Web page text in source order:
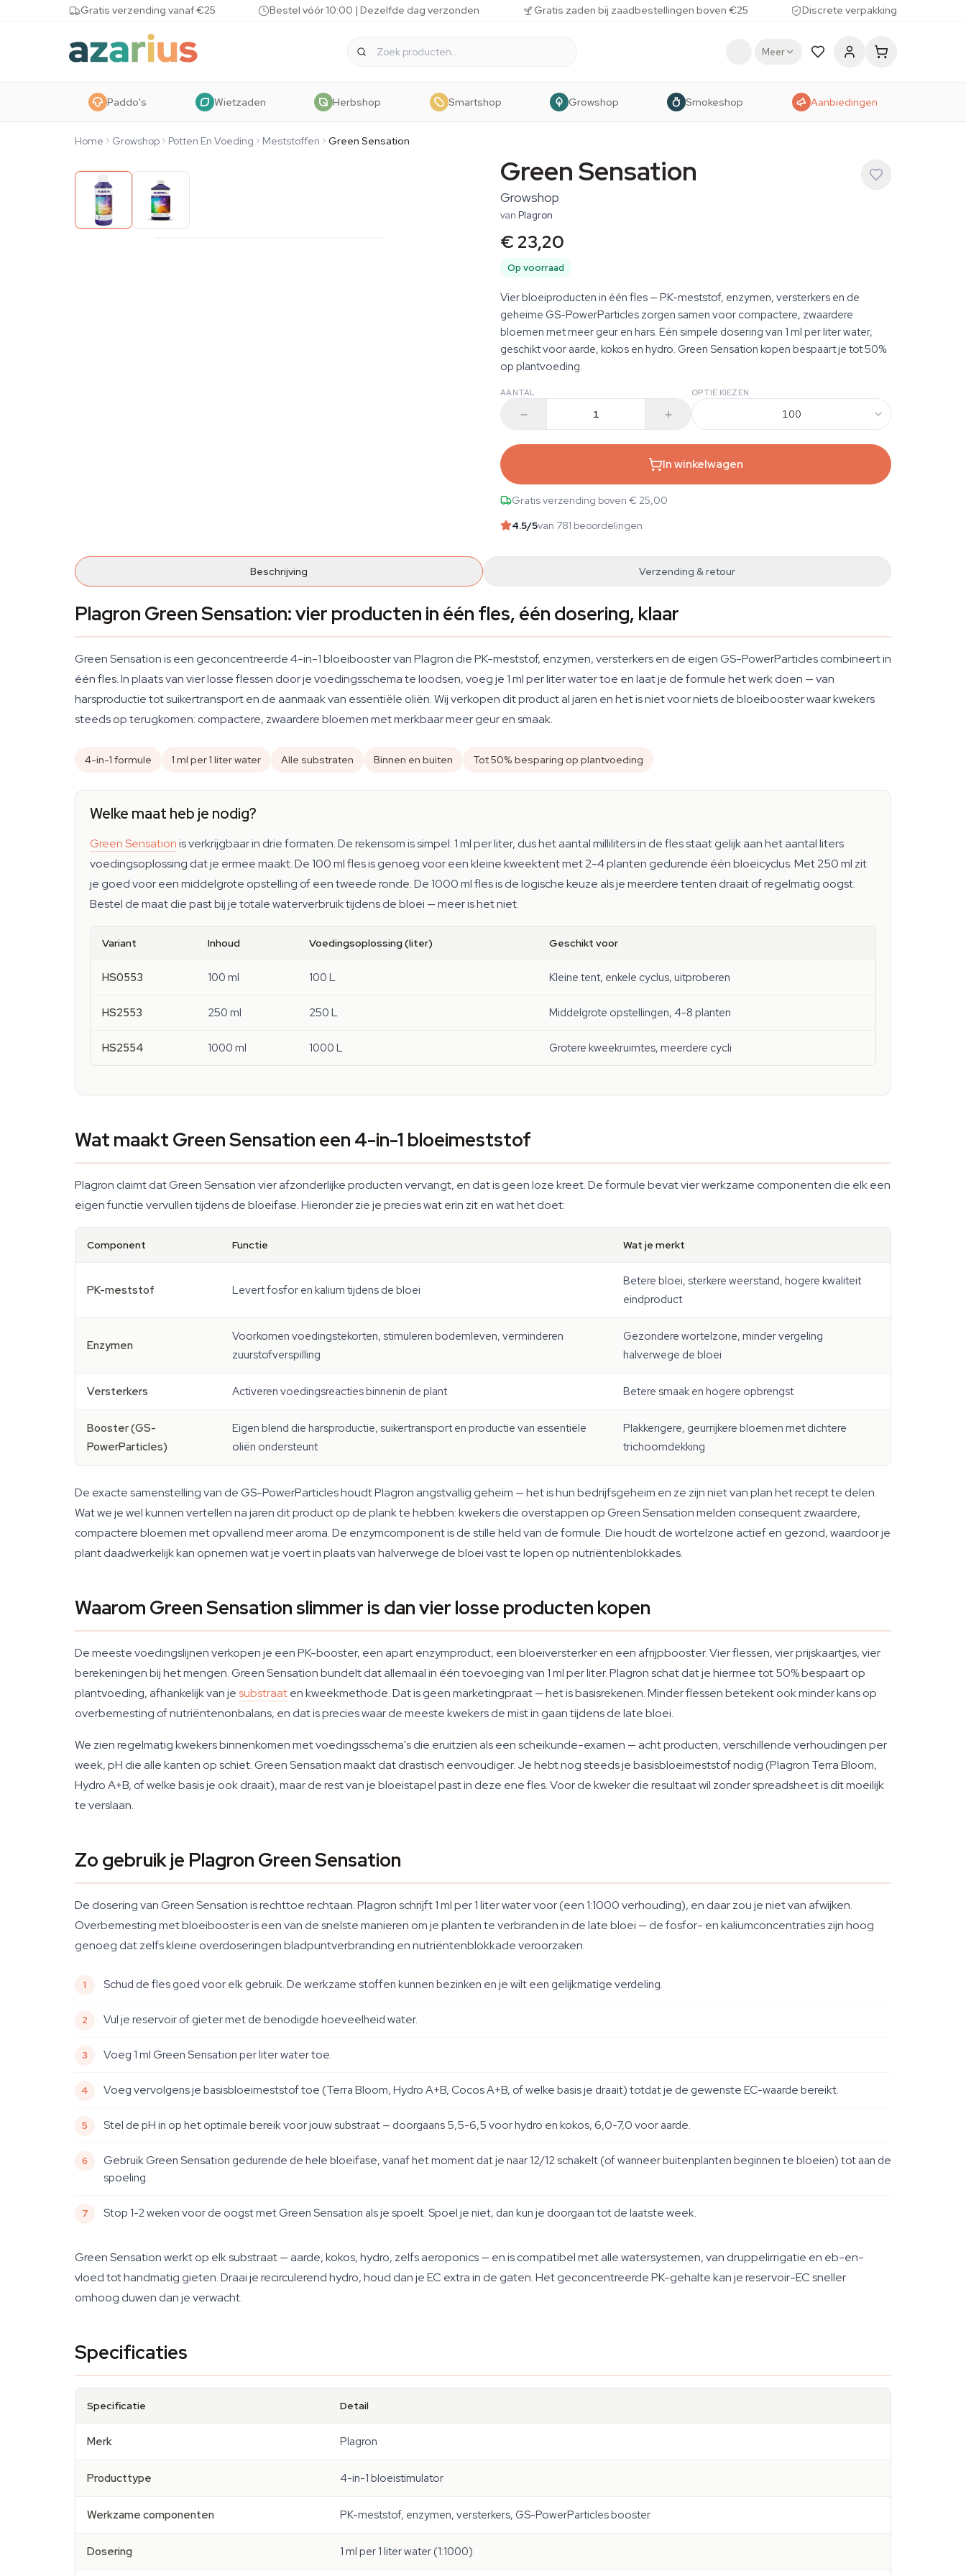
Skip to content Gratis verzending vanaf €25 Bestel vóór 10:00 | Dezelfde dag verzonden Gratis zaden bij zaadbestellingen boven €25 Discrete verpakking
Meer
Paddo's Wietzaden Herbshop Smartshop Growshop Smokeshop Aanbiedingen
Home Growshop Potten En Voeding Meststoffen Green Sensation
Green Sensation
Growshop
van Plagron
€ 23,20
Op voorraad
Vier bloeiproducten in één fles — PK-meststof, enzymen, versterkers en de
geheime GS-PowerParticles zorgen samen voor compactere, zwaardere
bloemen met meer geur en hars. Eén simpele dosering van 1 ml per liter water,
geschikt voor aarde, kokos en hydro. Green Sensation kopen bespaart je tot 50%
op plantvoeding.
AANTAL OPTIE KIEZEN
100
In winkelwagen
Gratis verzending boven € 25,00
4.5/5van 781 beoordelingen
Beschrijving Verzending & retour
Plagron Green Sensation: vier producten in één fles, één dosering, klaar
Green Sensation is een geconcentreerde 4-in-1 bloeibooster van Plagron die PK-meststof, enzymen, versterkers en de eigen GS-PowerParticles combineert in
één fles. In plaats van vier losse flessen door je voedingsschema te loodsen, voeg je 1 ml per liter water toe en laat je de formule het werk doen — van
harsproductie tot suikertransport en de aanmaak van essentiële oliën. Wij verkopen dit product al jaren en het is niet voor niets de bloeibooster waar kwekers
steeds op terugkomen: compactere, zwaardere bloemen met merkbaar meer geur en smaak.
4-in-1 formule 1 ml per 1 liter water Alle substraten Binnen en buiten Tot 50% besparing op plantvoeding
Welke maat heb je nodig?
Green Sensationis verkrijgbaar in drie formaten. De rekensom is simpel: 1 ml per liter, dus het aantal milliliters in de fles staat gelijk aan het aantal liters
voedingsoplossing dat je ermee maakt. De 100 ml fles is genoeg voor een kleine kweektent met 2-4 planten gedurende één bloeicyclus. Met 250 ml zit
je goed voor een middelgrote opstelling of een tweede ronde. De 1000 ml fles is de logische keuze als je meerdere tenten draait of regelmatig oogst.
Bestel de maat die past bij je totale waterverbruik tijdens de bloei — meer is het niet.
Variant Inhoud Voedingsoplossing (liter) Geschikt voor
HS0553 100 ml 100 L Kleine tent, enkele cyclus, uitproberen
HS2553 250 ml 250 L Middelgrote opstellingen, 4-8 planten
HS2554 1000 ml 1000 L Grotere kweekruimtes, meerdere cycli
Wat maakt Green Sensation een 4-in-1 bloeimeststof
Plagron claimt dat Green Sensation vier afzonderlijke producten vervangt, en dat is geen loze kreet. De formule bevat vier werkzame componenten die elk een
eigen functie vervullen tijdens de bloeifase. Hieronder zie je precies wat erin zit en wat het doet:
Component Functie Wat je merkt
PK-meststof Levert fosfor en kalium tijdens de bloei
Betere bloei, sterkere weerstand, hogere kwaliteit
eindproduct
Enzymen
Voorkomen voedingstekorten, stimuleren bodemleven, verminderen
zuurstofverspilling
Gezondere wortelzone, minder vergeling
halverwege de bloei
Versterkers Activeren voedingsreacties binnenin de plant Betere smaak en hogere opbrengst
Booster (GS-
PowerParticles)
Eigen blend die harsproductie, suikertransport en productie van essentiële
oliën ondersteunt
Plakkerigere, geurrijkere bloemen met dichtere
trichoomdekking
De exacte samenstelling van de GS-PowerParticles houdt Plagron angstvallig geheim — het is hun bedrijfsgeheim en ze zijn niet van plan het recept te delen.
Wat we je wel kunnen vertellen na jaren dit product op de plank te hebben: kwekers die overstappen op Green Sensation melden consequent zwaardere,
compactere bloemen met opvallend meer aroma. De enzymcomponent is de stille held van de formule. Die houdt de wortelzone actief en gezond, waardoor je
plant daadwerkelijk kan opnemen wat je voert in plaats van halverwege de bloei vast te lopen op nutriëntenblokkades.
Waarom Green Sensation slimmer is dan vier losse producten kopen
De meeste voedingslijnen verkopen je een PK-booster, een apart enzymproduct, een bloeiversterker en een afrijpbooster. Vier flessen, vier prijskaartjes, vier
berekeningen bij het mengen. Green Sensation bundelt dat allemaal in één toevoeging van 1 ml per liter. Plagron schat dat je hiermee tot 50% bespaart op
plantvoeding, afhankelijk van jesubstraaten kweekmethode. Dat is geen marketingpraat — het is basisrekenen. Minder flessen betekent ook minder kans op
overbemesting of nutriëntenonbalans, en dat is precies waar de meeste kwekers de mist in gaan tijdens de late bloei.
We zien regelmatig kwekers binnenkomen met voedingsschema's die eruitzien als een scheikunde-examen — acht producten, verschillende verhoudingen per
week, pH die alle kanten op schiet. Green Sensation maakt dat drastisch eenvoudiger. Je hebt nog steeds je basisbloeimeststof nodig (Plagron Terra Bloom,
Hydro A+B, of welke basis je ook draait), maar de rest van je bloeistapel past in deze ene fles. Voor de kweker die resultaat wil zonder spreadsheet is dit moeilijk
te verslaan.
Zo gebruik je Plagron Green Sensation
De dosering van Green Sensation is rechttoe rechtaan. Plagron schrijft 1 ml per 1 liter water voor (een 1:1000 verhouding), en daar zou je niet van afwijken.
Overbemesting met bloeibooster is een van de snelste manieren om je planten te verbranden in de late bloei — de fosfor- en kaliumconcentraties zijn hoog
genoeg dat zelfs kleine overdoseringen bladpuntverbranding en nutriëntenblokkade veroorzaken.
Schud de fles goed voor elk gebruik. De werkzame stoffen kunnen bezinken en je wilt een gelijkmatige verdeling.
Vul je reservoir of gieter met de benodigde hoeveelheid water.
Voeg 1 ml Green Sensation per liter water toe.
Voeg vervolgens je basisbloeimeststof toe (Terra Bloom, Hydro A+B, Cocos A+B, of welke basis je draait) totdat je de gewenste EC-waarde bereikt.
Stel de pH in op het optimale bereik voor jouw substraat — doorgaans 5,5-6,5 voor hydro en kokos, 6,0-7,0 voor aarde.
Gebruik Green Sensation gedurende de hele bloeifase, vanaf het moment dat je naar 12/12 schakelt (of wanneer buitenplanten beginnen te bloeien) tot aan de
spoeling.
Stop 1-2 weken voor de oogst met Green Sensation als je spoelt. Spoel je niet, dan kun je doorgaan tot de laatste week.
Green Sensation werkt op elk substraat — aarde, kokos, hydro, zelfs aeroponics — en is compatibel met alle watersystemen, van druppelirrigatie en eb-en-
vloed tot handmatig gieten. Draai je recirculerend hydro, houd dan je EC extra in de gaten. Het geconcentreerde PK-gehalte kan je reservoir-EC sneller
omhoog duwen dan je verwacht.
Specificaties
Specificatie Detail
Merk Plagron
Producttype 4-in-1 bloeistimulator
Werkzame componenten PK-meststof, enzymen, versterkers, GS-PowerParticles booster
Dosering 1 ml per 1 liter water (1:1000)